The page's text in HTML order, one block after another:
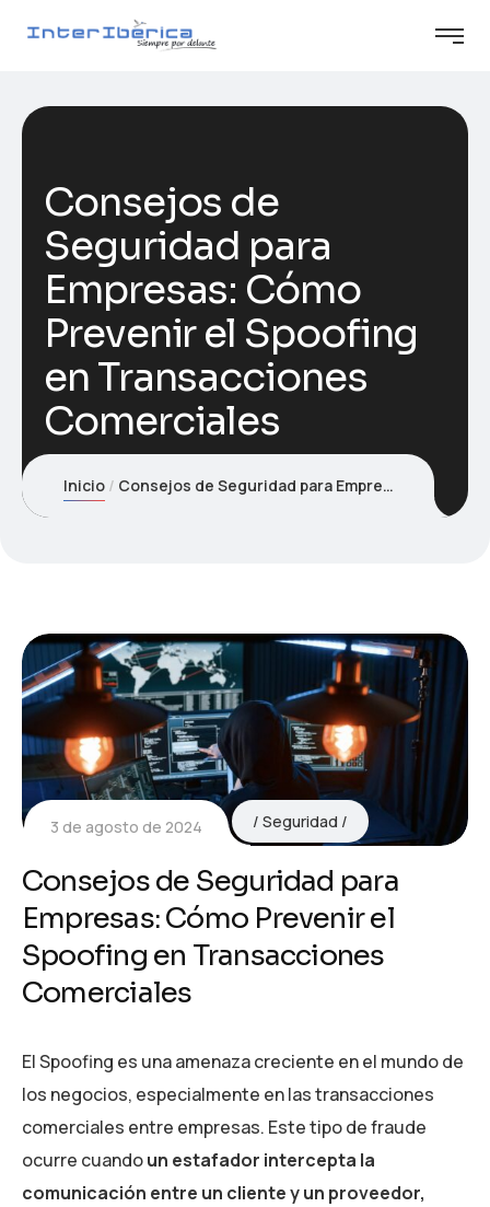
Consejos de
Seguridad para
Empresas: Cómo
Prevenir el Spoofing
en Transacciones
Comerciales
Inicio Consejos de Seguridad para Empresas: Cómo Prevenir el Spoofing en Transacciones Comerciales
3 de agosto de 2024 Seguridad
Consejos de Seguridad para
Empresas: Cómo Prevenir el
Spoofing en Transacciones
Comerciales
El Spoofing es una amenaza creciente en el mundo de
los negocios, especialmente en las transacciones
comerciales entre empresas. Este tipo de fraude
ocurre cuandoun estafador intercepta la
comunicación entre un cliente y un proveedor,